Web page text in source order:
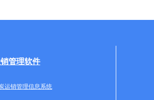
管理软件
运销管理信息系统